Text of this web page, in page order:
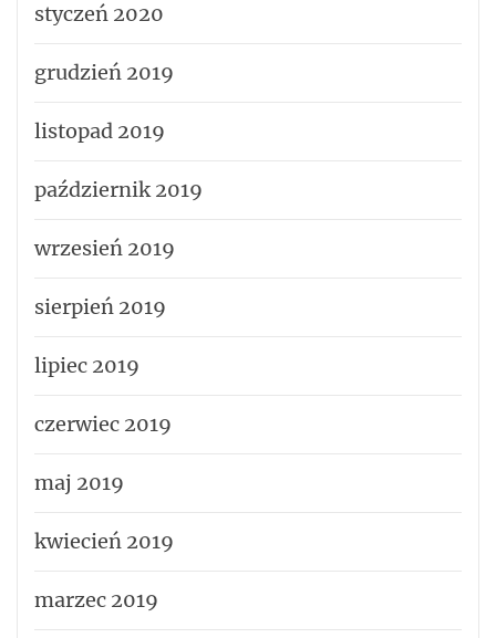
styczeń 2020
grudzień 2019
listopad 2019
październik 2019
wrzesień 2019
sierpień 2019
lipiec 2019
czerwiec 2019
maj 2019
kwiecień 2019
marzec 2019